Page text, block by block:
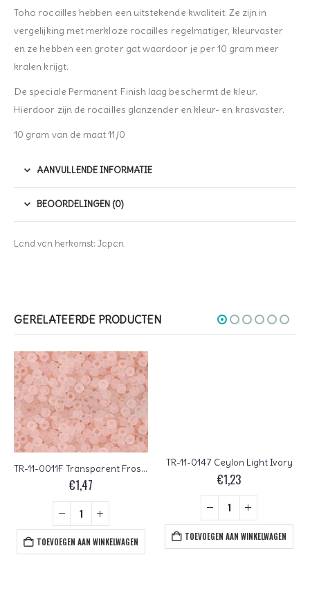
Toho rocailles hebben een uitstekende kwaliteit. Ze zijn in
vergelijking met merkloze rocailles regelmatiger, kleurvaster
en ze hebben een groter gat waardoor je per 10 gram meer
kralen krijgt.
De speciale Permanent Finish laag beschermt de kleur.
Hierdoor zijn de rocailles glanzender en kleur- en krasvaster.
10 gram van de maat 11/0
AANVULLENDE INFORMATIE
BEOORDELINGEN (0)
Land van herkomst: Japan
GERELATEERDE PRODUCTEN
TR-11-0011F Transparent Frosted Rosaline
€1,47
TOEVOEGEN AAN WINKELWAGEN
TR-11-0147 Ceylon Light Ivory
€1,23
TOEVOEGEN AAN WINKELWAGEN